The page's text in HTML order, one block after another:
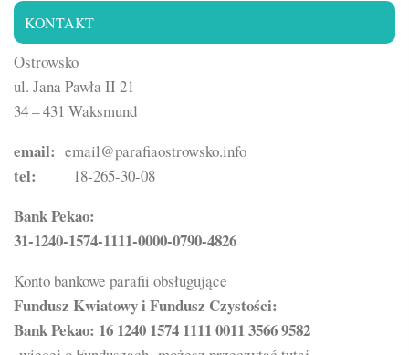
KONTAKT
Ostrowsko
ul. Jana Pawła II 21
34 – 431 Waksmund
email: email@parafiaostrowsko.info
tel: 18-265-30-08
Bank Pekao:
31-1240-1574-1111-0000-0790-4826
Konto bankowe parafii obsługujące
Fundusz Kwiatowy i Fundusz Czystości:
Bank Pekao: 16 1240 1574 1111 0011 3566 9582